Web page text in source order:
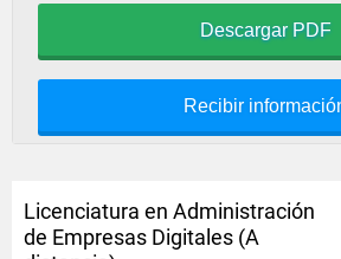
Descargar PDF
Recibir
Licenciatura en Administración
de Empresas Digitales (A